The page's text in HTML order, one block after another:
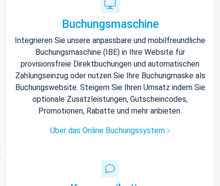
Buchungsmaschine
Integrieren Sie unsere anpassbare und mobilfreundliche
Buchungsmaschine (IBE) in Ihre Website für
provisionsfreie Direktbuchungen und automatischen
Zahlungseinzug oder nutzen Sie Ihre Buchungmaske als
Buchungswebsite. Steigern Sie Ihren Umsatz indem Sie
optionale Zusatzleistungen, Gutscheincodes,
Promotionen, Rabatte und mehr anbieten.
Über das Online Buchungssystem